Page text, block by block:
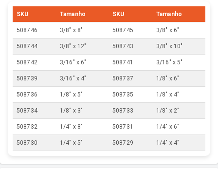
SKU Tamanho SKU Tamanho
508746 3/8" x 8" 508745 3/8" x 6"
508744 3/8" x 12" 508743 3/8" x 10"
508742 3/16" x 6" 508741 3/16" x 5"
508739 3/16" x 4" 508737 1/8" x 6"
508736 1/8" x 5" 508735 1/8" x 4"
508734 1/8" x 3" 508733 1/8" x 2"
508732 1/4" x 8" 508731 1/4" x 6"
508730 1/4" x 5" 508729 1/4" x 4"